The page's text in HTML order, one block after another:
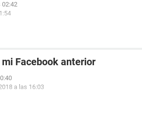
02:42
Facebook anterior
a las 16:03